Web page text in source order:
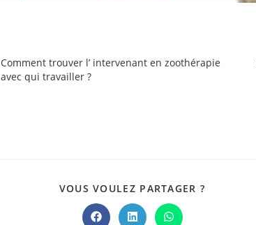
Comment trouver l’ intervenant en zoothérapie
avec qui travailler ?
VOUS VOULEZ PARTAGER ?
Ouvrir Ouvrir Ouvrir